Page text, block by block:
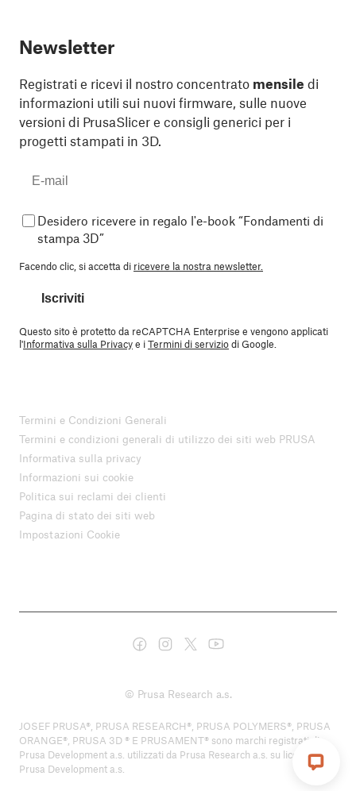
Newsletter
Registrati e ricevi il nostro concentrato mensile di
informazioni utili sui nuovi firmware, sulle nuove
versioni di PrusaSlicer e consigli generici per i
progetti stampati in 3D.
Desidero ricevere in regalo l'e-book “Fondamenti di
stampa 3D”
Facendo clic, si accetta di ricevere la nostra newsletter.
Iscriviti
Questo sito è protetto da reCAPTCHA Enterprise e vengono applicati
l'Informativa sulla Privacye iTermini di serviziodi Google.
Termini e Condizioni Generali
Termini e condizioni generali di utilizzo dei siti web PRUSA
Informativa sulla privacy
Informazioni sui cookie
Politica sui reclami dei clienti
Pagina di stato dei siti web
Impostazioni Cookie
© Prusa Research a.s.
JOSEF PRUSA®, PRUSA RESEARCH®, PRUSA POLYMERS®, PRUSA
ORANGE®, PRUSA 3D ® E PRUSAMENT® sono marchi registrati di
Prusa Development a.s. utilizzati da Prusa Research a.s. su licenza di
Prusa Development a.s.